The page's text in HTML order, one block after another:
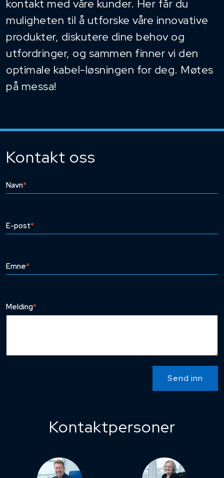
kontakt med våre kunder. Her får du
muligheten til å utforske våre innovative
produkter, diskutere dine behov og
utfordringer, og sammen finner vi den
optimale kabel-løsningen for deg. Møtes
på messa!
Kontakt oss
Navn*
E-post*
Emne*
Melding*
Send inn
Kontaktpersoner